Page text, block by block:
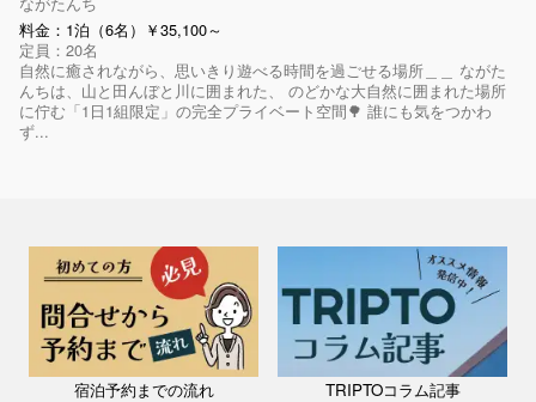
料金：1泊（6名）￥35,100～
定員：20名
自然に癒されながら、思いきり遊べる時間を過ごせる場所＿＿ ながた
んちは、山と田んぼと川に囲まれた、 のどかな大自然に囲まれた場所
に佇む「1日1組限定」の完全プライベート空間🌳 誰にも気をつかわ
ず...
宿泊予約までの流れ TRIPTOコラム記事